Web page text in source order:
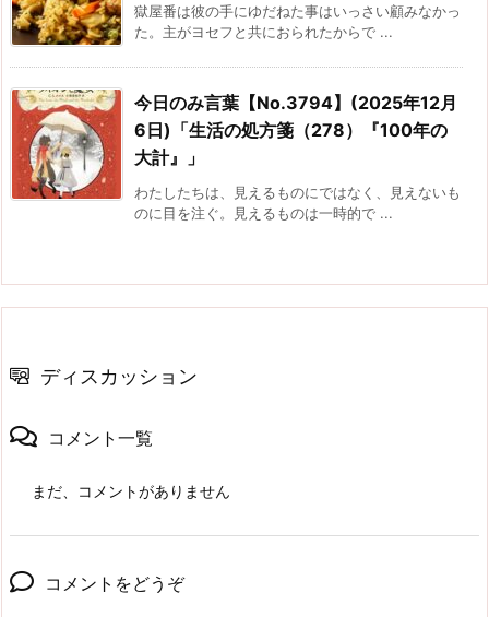
獄屋番は彼の手にゆだねた事はいっさい顧みなかっ
た。主がヨセフと共におられたからで ...
今日のみ言葉【No.3794】(2025年12月
6日)「生活の処方箋（278）『100年の
大計』」
わたしたちは、見えるものにではなく、見えないも
のに目を注ぐ。見えるものは一時的で ...
ディスカッション
コメント一覧
まだ、コメントがありません
コメントをどうぞ